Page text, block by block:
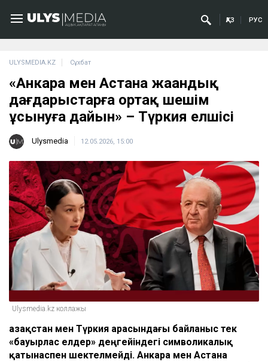
ҚАЗ РУС
ULYSMEDIA.KZ Сұхбат
«Анкара мен Астана жаһандық
дағдарыстарға ортақ шешім
ұсынуға дайын» – Түркия елшісі
Ulysmedia 12.05.2026, 15:00
Ulysmedia.kz коллажы
Қазақстан мен Түркия арасындағы байланыс тек
«бауырлас елдер» деңгейіндегі символикалық
қатынаспен шектелмейді. Анкара мен Астана